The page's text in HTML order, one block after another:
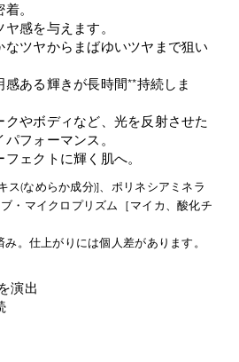
。
感を与えます。
ツヤからまばゆいツヤまで狙い
ある輝きが長時間**持続しま
やボディなど、光を反射させた
フォーマンス。
ェクトに輝く肌へ。
(なめらか成分)]、ポリネシアミネラ
・マイクロプリズム［マイカ、酸化チ
。仕上がりには個人差があります。
演出